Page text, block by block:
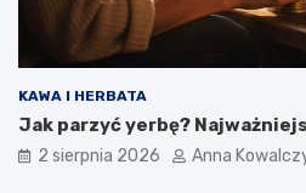
KAWA I HERBATA
Jak parzyć yerbę?
2 sierpnia 2026 Anna